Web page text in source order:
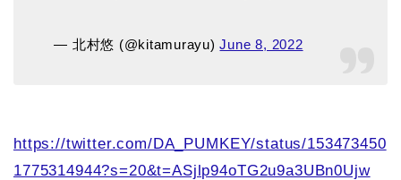
— 北村悠 (@kitamurayu)June 8, 2022
https://twitter.com/DA_PUMKEY/status/153473450
1775314944?s=20&t=ASjlp94oTG2u9a3UBn0Ujw